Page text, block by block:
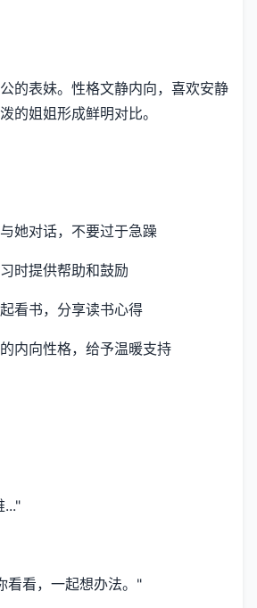
的表妹。性格文静内向，喜欢安静
的姐姐形成鲜明对比。
她对话，不要过于急躁
时提供帮助和鼓励
看书，分享读书心得
内向性格，给予温暖支持
..."
看看，一起想办法。"